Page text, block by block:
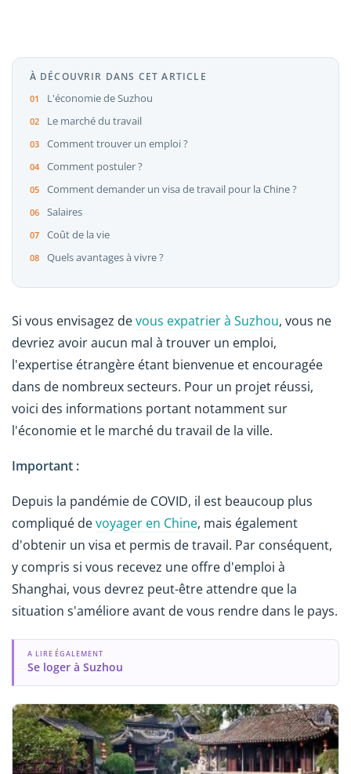
À DÉCOUVRIR DANS CET ARTICLE
L'économie de Suzhou
Le marché du travail
Comment trouver un emploi ?
Comment postuler ?
Comment demander un visa de travail pour la Chine ?
Salaires
Coût de la vie
Quels avantages à vivre ?
Si vous envisagez devous expatrier à Suzhou, vous ne
devriez avoir aucun mal à trouver un emploi,
l'expertise étrangère étant bienvenue et encouragée
dans de nombreux secteurs. Pour un projet réussi,
voici des informations portant notamment sur
l'économie et le marché du travail de la ville.
Important :
Depuis la pandémie de COVID, il est beaucoup plus
compliqué devoyager en Chine, mais également
d'obtenir un visa et permis de travail. Par conséquent,
y compris si vous recevez une offre d'emploi à
Shanghai, vous devrez peut-être attendre que la
situation s'améliore avant de vous rendre dans le pays.
A LIRE ÉGALEMENT
Se loger à Suzhou